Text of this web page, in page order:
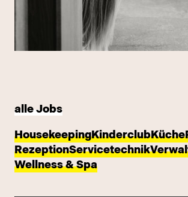
alle Jobs
HousekeepingKinderclubKüche
RezeptionServicetechnik
Wellness & Spa